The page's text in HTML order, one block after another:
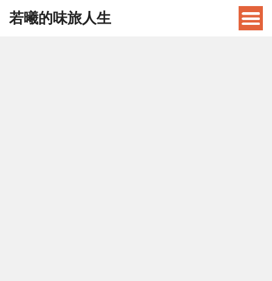
若曦的味旅人生